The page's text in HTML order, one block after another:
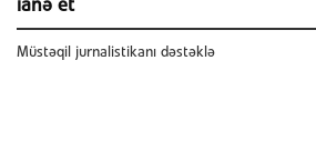
ianə et
Müstəqil jurnalistikanı dəstəklə